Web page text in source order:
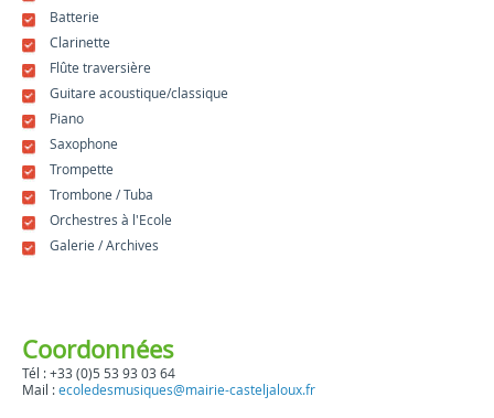
Batterie
Clarinette
Flûte traversière
Guitare acoustique/classique
Piano
Saxophone
Trompette
Trombone / Tuba
Orchestres à l'Ecole
Galerie / Archives
Coordonnées
Tél : +33 (0)5 53 93 03 64
Mail : ecoledesmusiques@mairie-casteljaloux.fr